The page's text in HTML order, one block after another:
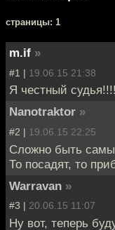
cтраницы: 1
m.if »
#1 | 19.06.15 21:38
Я честный
Nanotraktor »
#2 | 19.06.15 22:25
Сложно быть
То посадят, то
Warravan »
#3 | 20.06.15 11:07
Ну вот, теперь